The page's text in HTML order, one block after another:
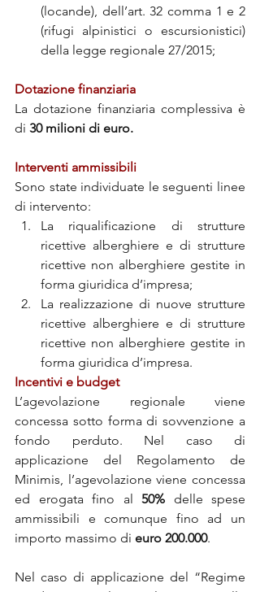
(locande), dell’art. 32 comma 1 e 2
(rifugi alpinistici o escursionistici)
della legge regionale 27/2015;
Dotazione finanziaria
La dotazione finanziaria complessiva è
di 30 milioni di euro.
Interventi ammissibili
Sono state individuate le seguenti linee
di intervento:
La riqualificazione di strutture
ricettive alberghiere e di strutture
ricettive non alberghiere gestite in
forma giuridica d’impresa;
La realizzazione di nuove strutture
ricettive alberghiere e di strutture
ricettive non alberghiere gestite in
forma giuridica d’impresa.
Incentivi e budget
L’agevolazione regionale viene
concessa sotto forma di sovvenzione a
fondo perduto. Nel caso di
applicazione del Regolamento de
Minimis, l’agevolazione viene concessa
ed erogata fino al 50% delle spese
ammissibili e comunque fino ad un
importo massimo di euro 200.000.
Nel caso di applicazione del “Regime